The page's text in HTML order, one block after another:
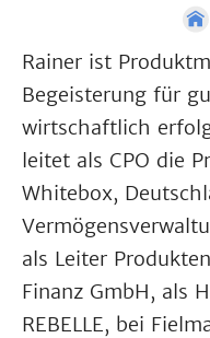
Rainer ist
Begeisterung für
wirtschaftlich
leitet als CPO die
Whitebox,
als Leiter
Finanz GmbH, als
REBELLE, bei